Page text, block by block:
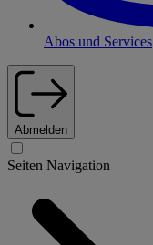
Abos und Services
Abmelden
Seiten Navigation